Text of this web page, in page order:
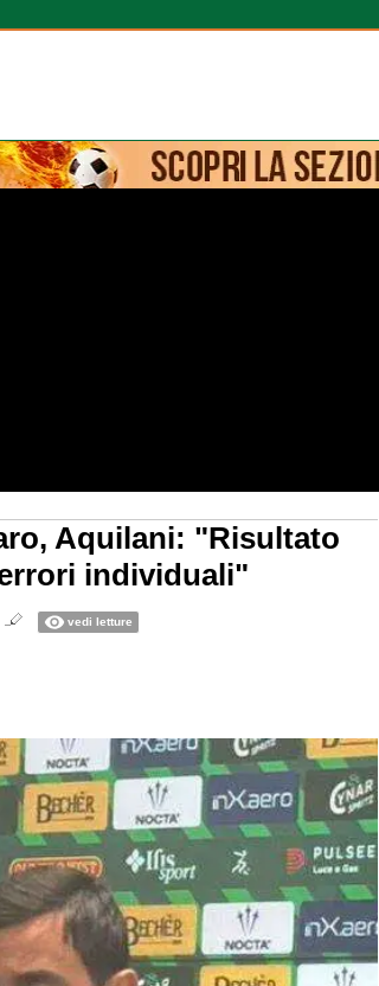
Aquilani: "Risultato
individuali"
vedi letture